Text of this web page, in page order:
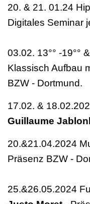
20. & 21. 01.24
Digitales Seminar
03.02. 13°° -19°°
Klassisch Aufbau
BZW - Dortmund.
17.02. &
Guillaume
20.&21.04.2024
Präsenz BZW -
25.&26.05.2024